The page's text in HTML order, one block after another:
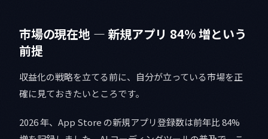
市場の現在地 — 新規アプリ 84% 増という
前提
収益化の戦略を立てる前に、自分が立っている市場を正
確に見ておきたいところです。
2026 年、App Store の新規アプリ登録数は前年比 84%